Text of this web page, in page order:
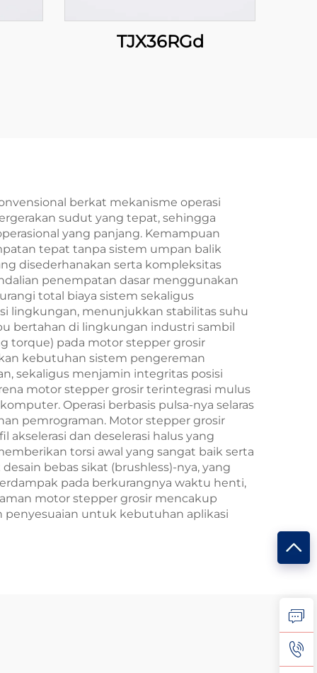
TJX36RGd
berkat mekanisme operasi
sudut yang tepat, sehingga
yang panjang. Kemampuan
tepat tanpa sistem umpan balik
disederhanakan serta kompleksitas
penempatan dasar menggunakan
total biaya sistem sekaligus
lingkungan, menunjukkan stabilitas suhu
bertahan di lingkungan industri sambil
torque) pada motor stepper grosir
kebutuhan sistem pengereman
sekaligus menjamin integritas posisi
motor stepper grosir terintegrasi mulus
Operasi berbasis pulsa-nya selaras
pemrograman. Motor stepper grosir
dan deselerasi halus yang
torsi awal yang sangat baik serta
bebas sikat (brushless)-nya, yang
pada berkurangnya waktu henti,
motor stepper grosir mencakup
penyesuaian untuk kebutuhan aplikasi